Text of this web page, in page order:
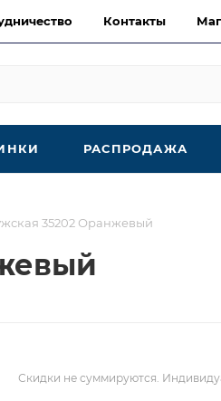
Контакты
РАСПРОДАЖА
35202 Оранжевый
Скидки не суммируются.